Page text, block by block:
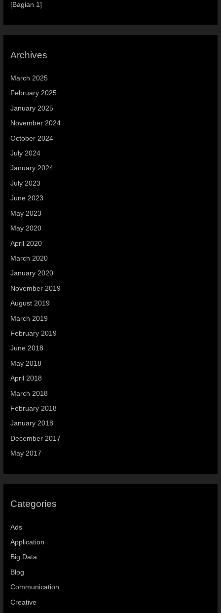
[Bagian 1]
Archives
March 2025
February 2025
January 2025
November 2024
October 2024
July 2024
January 2024
July 2023
June 2023
May 2023
May 2020
April 2020
March 2020
January 2020
November 2019
August 2019
March 2019
February 2019
June 2018
May 2018
April 2018
March 2018
February 2018
January 2018
December 2017
May 2017
Categories
Ads
Application
Big Data
Blog
Communication
Creative